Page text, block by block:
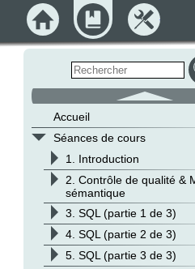
Accueil
Séances de cours
1. Introduction
2. Contrôle de qualité &
sémantique
>3. SQL (partie 1 de 3)
>4. SQL (partie 2 de 3)
5. SQL (partie 3 de 3)
Accueil Module Outils